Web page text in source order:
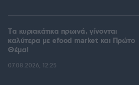
Tα κυριακάτικα πρωινά, γίνονται
καλύτερα με efood market και Πρώτο
Θέμα!
07.08.2026, 12:25